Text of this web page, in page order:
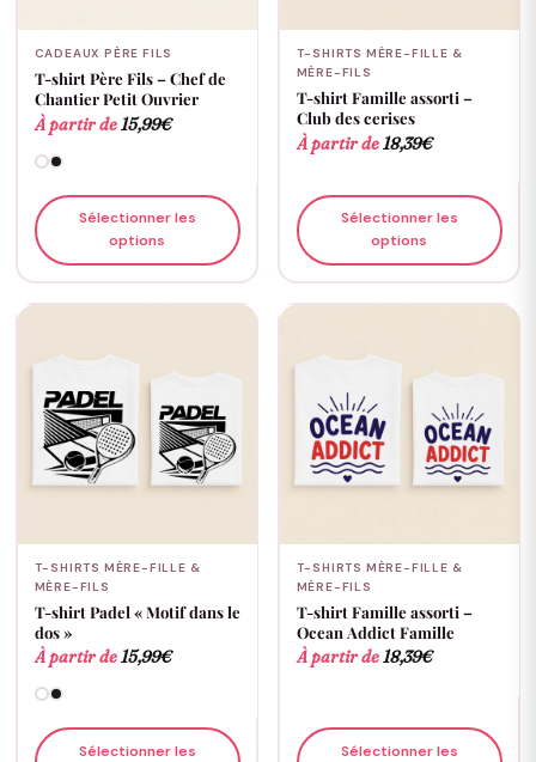
CADEAUX PÈRE FILS
T-shirt Père Fils – Chef de
Chantier Petit Ouvrier
À partir de 15,99€
Sélectionner les
options
T-SHIRTS MÈRE-FILLE &
MÈRE-FILS
T-shirt Famille assorti –
Club des cerises
À partir de 18,39€
Sélectionner les
options
T-SHIRTS MÈRE-FILLE &
MÈRE-FILS
T-shirt Padel « Motif dans le
dos »
À partir de15,99€
Sélectionner les
T-SHIRTS MÈRE-FILLE &
MÈRE-FILS
T-shirt Famille assorti –
Ocean Addict Famille
À partir de18,39€
Sélectionner les